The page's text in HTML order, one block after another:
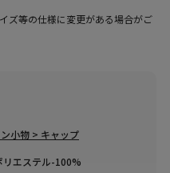
ズ等の仕様に変更がある場合がご
小物 > キャップ
エステル-100%